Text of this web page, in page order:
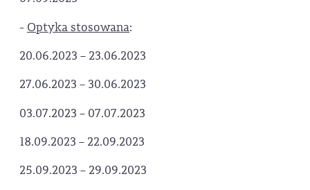
- Optyka stosowana:
20.06.2023 – 23.06.2023
27.06.2023 – 30.06.2023
03.07.2023 – 07.07.2023
18.09.2023 – 22.09.2023
25.09.2023 – 29.09.2023